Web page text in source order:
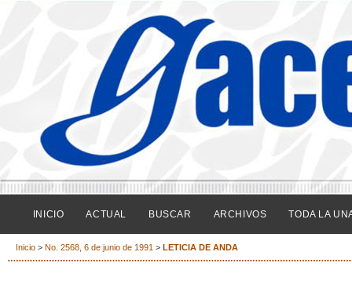
INICIO ACTUAL BUSCAR ARCHIVOS TODA LA
Inicio > No. 2568, 6 de junio de 1991 > LETICIA DE ANDA